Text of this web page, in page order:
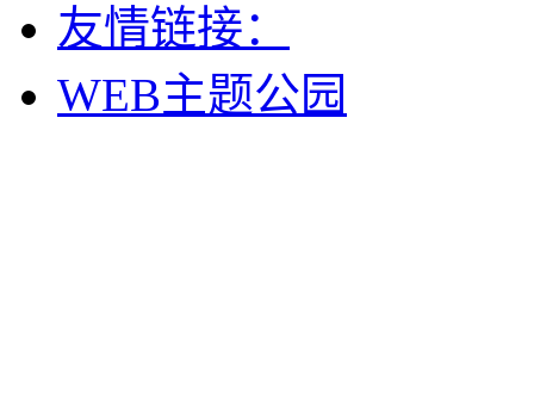
友情链接：
WEB主题公园